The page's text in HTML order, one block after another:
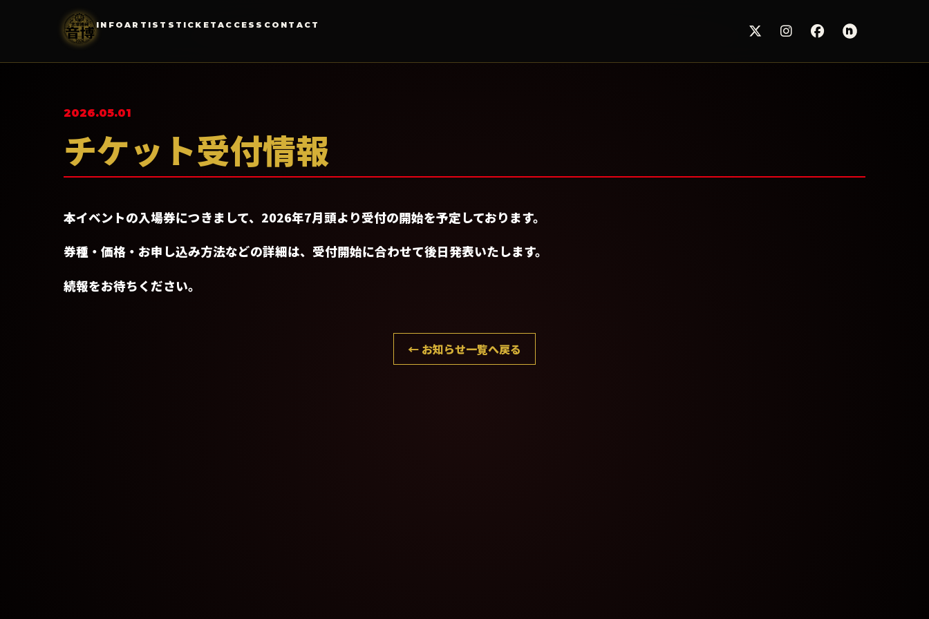
INFOARTISTS TICKETACCESS CONTACT
2026.05.01
チケット受付情報
本イベントの入場券につきまして、2026年7月頭より受付の開始を予定しております。
券種・価格・お申し込み方法などの詳細は、受付開始に合わせて後日発表いたします。
続報をお待ちください。
← お知らせ一覧へ戻る